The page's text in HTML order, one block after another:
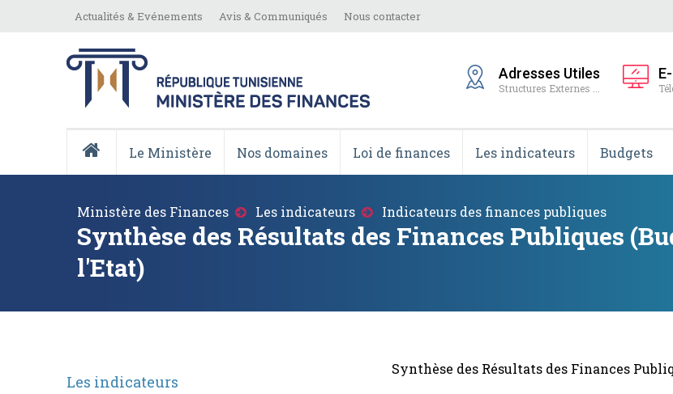
Menu
Actualités & Evénements Avis & Communiqués Nous contacter
Adresses Utiles
Structures Externes ...
Principale
Le Ministère Nos domaines Loi de finances Les indicateurs Budgets
Fil
Ministère des Finances Les indicateurs Indicateurs des finances publiques
Synthèse des Résultats des Finances Publiques
l'Etat)
Principale
Les indicateurs
Synthèse des Résultats des Finances